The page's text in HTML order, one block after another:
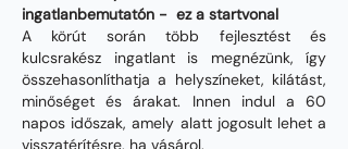
ingatlanbemutatón - ez a startvonal
A körút során több fejlesztést és
kulcsrakész ingatlant is megnézünk, így
összehasonlíthatja a helyszíneket, kilátást,
minőséget és árakat. Innen indul a 60
napos időszak, amely alatt jogosult lehet a
visszatérítésre, ha vásárol.